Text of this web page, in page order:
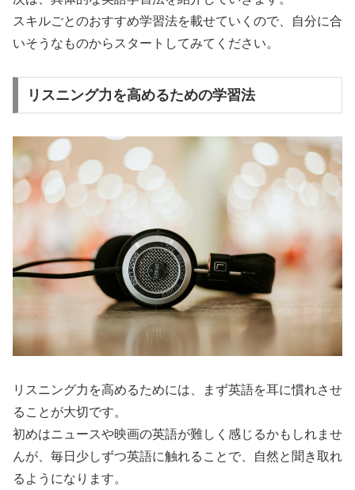
スキルごとのおすすめ学習法を載せていくので、自分に合
いそうなものからスタートしてみてください。
リスニング力を高めるための学習法
リスニング力を高めるためには、まず英語を耳に慣れさせ
ることが大切です。
初めはニュースや映画の英語が難しく感じるかもしれませ
んが、毎日少しずつ英語に触れることで、自然と聞き取れ
るようになります。